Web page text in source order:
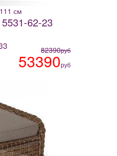
см
62-23
82390руб
53390руб